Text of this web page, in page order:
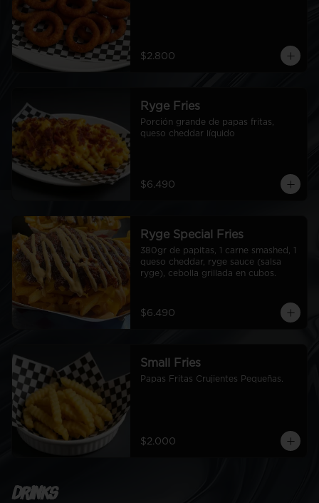
$2.800
Ryge Fries
Porción grande de papas fritas,
queso cheddar líquido
$6.490
Ryge Special Fries
380gr de papitas, 1 carne smashed, 1
queso cheddar, ryge sauce (salsa
ryge), cebolla grillada en cubos.
$6.490
Small Fries
Papas Fritas Crujientes Pequeñas.
$2.000
Drinks